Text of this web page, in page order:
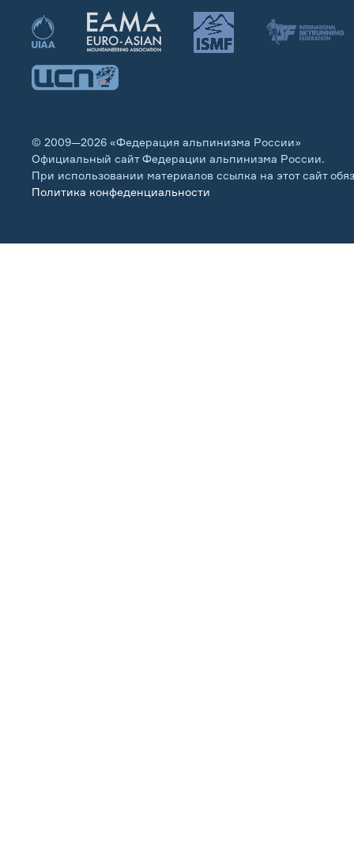
© 2009—2026 «Федерация альпинизма России»
Официальный сайт Федерации альпинизма России.
При использовании материалов ссылка на этот сайт
Политика конфеденциальности